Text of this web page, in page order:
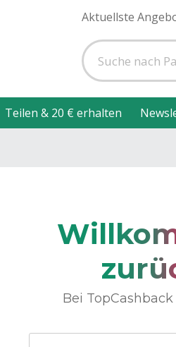
Aktuellste
Teilen & 20 € erhalten
Bei